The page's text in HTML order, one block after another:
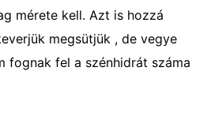
mérete kell. Azt is hozzá
megsütjük , de vegye
fognak fel a szénhidrát száma